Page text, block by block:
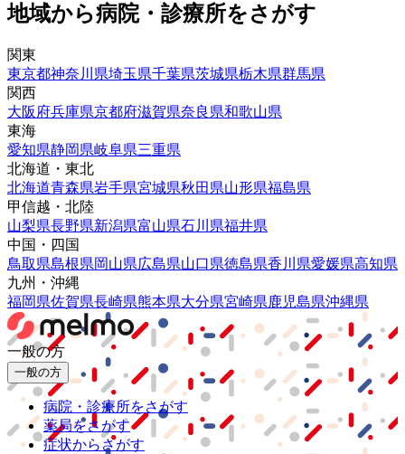
地域から病院・診療所をさがす
関東
東京都神奈川県埼玉県千葉県茨城県栃木県群馬県
関西
大阪府兵庫県京都府滋賀県奈良県和歌山県
東海
愛知県静岡県岐阜県三重県
北海道・東北
北海道青森県岩手県宮城県秋田県山形県福島県
甲信越・北陸
山梨県長野県新潟県富山県石川県福井県
中国・四国
鳥取県島根県岡山県広島県山口県徳島県香川県愛媛県高知県
九州・沖縄
福岡県佐賀県長崎県熊本県大分県宮崎県鹿児島県沖縄県
一般の方
一般の方
病院・診療所をさがす
薬局をさがす
症状からさがす